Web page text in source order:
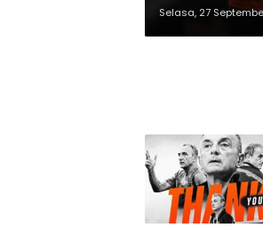
Selasa, 27